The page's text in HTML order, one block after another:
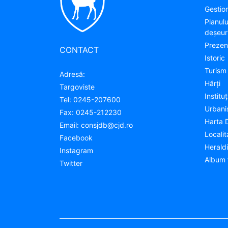
CONTACT
Adresă:
Targoviste
Tel: 0245-207600
Fax: 0245-212230
Email: consjdb@cjd.ro
Facebook
Instagram
Twitter
Istoric
Turism
Hărţi
Harta
Album